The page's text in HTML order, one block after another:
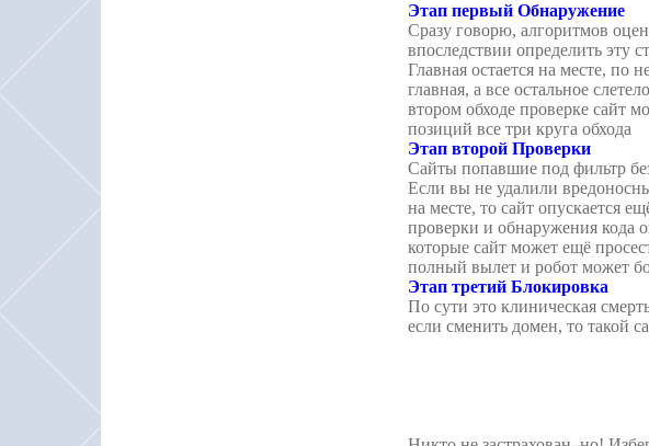
Этап первый Обнаружение
Сразу говорю, алгоритмов
впоследствии определить эту
Главная остается на месте, по
главная, а все остальное
втором обходе проверке сайт
позиций все три круга обхода
Этап второй Проверки
Сайты попавшие под фильтр
Если вы не удалили
на месте, то сайт опускается
проверки и обнаружения кода
которые сайт может ещё
полный вылет и робот может
Этап третий Блокировка
По сути это клиническая
если сменить домен, то такой